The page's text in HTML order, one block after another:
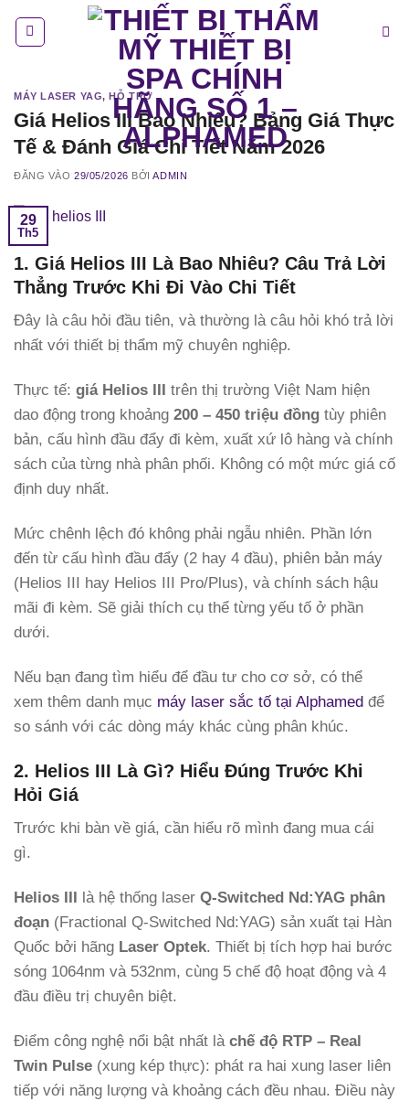
MÁY LASER YAG,HỖ TRỢ
Giá Helios III Bao Nhiêu? Bảng Giá Thực
Tế & Đánh Giá Chi Tiết Năm 2026
ĐĂNG VÀO29/05/2026 BỞIADMIN
29
Th5
1. Giá Helios III Là Bao Nhiêu? Câu Trả Lời
Thẳng Trước Khi Đi Vào Chi Tiết
Đây là câu hỏi đầu tiên, và thường là câu hỏi khó trả lời
nhất với thiết bị thẩm mỹ chuyên nghiệp.
Thực tế: giá Helios III trên thị trường Việt Nam hiện
dao động trong khoảng 200 – 450 triệu đồng tùy phiên
bản, cấu hình đầu đẩy đi kèm, xuất xứ lô hàng và chính
sách của từng nhà phân phối. Không có một mức giá cố
định duy nhất.
Mức chênh lệch đó không phải ngẫu nhiên. Phần lớn
đến từ cấu hình đầu đẩy (2 hay 4 đầu), phiên bản máy
(Helios III hay Helios III Pro/Plus), và chính sách hậu
mãi đi kèm. Sẽ giải thích cụ thể từng yếu tố ở phần
dưới.
Nếu bạn đang tìm hiểu để đầu tư cho cơ sở, có thể
xem thêm danh mục máy laser sắc tố tại Alphamed để
so sánh với các dòng máy khác cùng phân khúc.
2. Helios III Là Gì? Hiểu Đúng Trước Khi
Hỏi Giá
Trước khi bàn về giá, cần hiểu rõ mình đang mua cái
gì.
Helios III là hệ thống laser Q-Switched Nd:YAG phân
đoạn (Fractional Q-Switched Nd:YAG) sản xuất tại Hàn
Quốc bởi hãng Laser Optek. Thiết bị tích hợp hai bước
sóng 1064nm và 532nm, cùng 5 chế độ hoạt động và 4
đầu điều trị chuyên biệt.
Điểm công nghệ nổi bật nhất là chế độ RTP – Real
Twin Pulse (xung kép thực): phát ra hai xung laser liên
tiếp với năng lượng và khoảng cách đều nhau. Điều này